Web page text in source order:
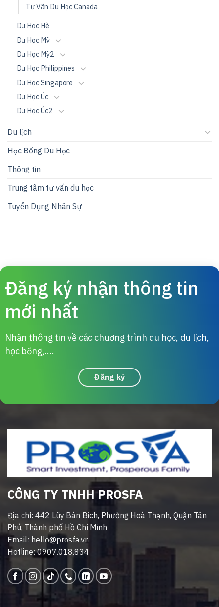
Tư Vấn Du Học Canada
Du Học Hè
Du Học Mỹ
Du Học Mỹ2
Du Học Philippines
Du Học Singapore
Du Học Úc
Du Học Úc2
Du lịch
Học Bổng Du Học
Thông tin
Trung tâm tư vấn du học
Tuyển Dụng Nhân Sự
Đăng ký nhận thông tin
mới nhất
Nhận thông tin về các chương trình du học, du lịch,
học bổng,....
Đăng ký
CÔNG TY TNHH PROSFA
Địa chỉ: 442 Lũy Bán Bích, Phường Hoà Thạnh, Quận Tân
Phú, Thành phố Hồ Chí Minh
Email: hello@prosfa.vn
Hotline: 0907.018.834